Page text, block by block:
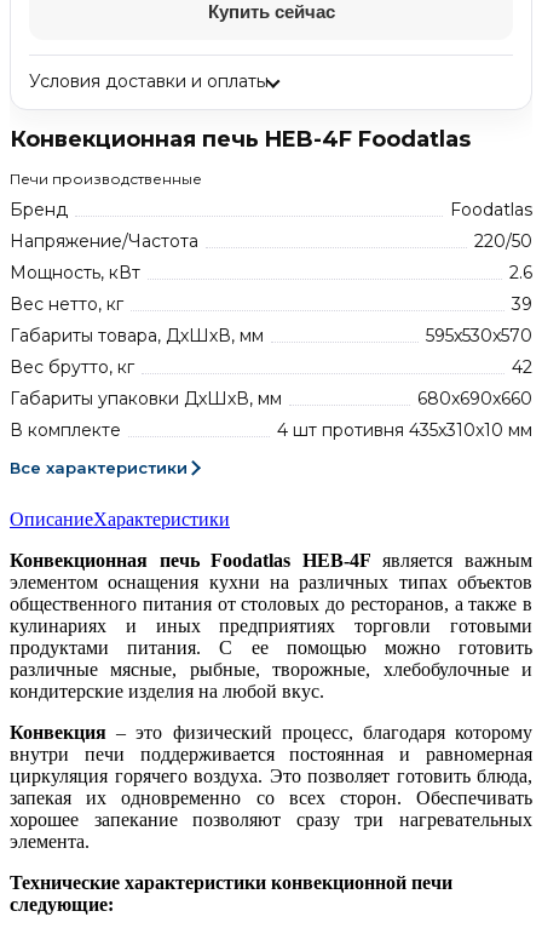
Конвекционная печь HEB-4F Foodatlas
Печи производственные
Бренд
Foodatlas
Напряжение/Частота
220/50
Мощность, кВт
2.6
Вес нетто, кг
39
Габариты товара, ДхШхВ, мм
595x530x570
Вес брутто, кг
42
Габариты упаковки ДхШхВ, мм
680x690x660
В комплекте
4 шт противня 435x310x10 мм
Все характеристики
Купить сейчас
Условия доставки и оплаты
ОписаниеХарактеристики
Конвекционная печь Foodatlas HEB-4F является важным
элементом оснащения кухни на различных типах объектов
общественного питания от столовых до ресторанов, а также в
кулинариях и иных предприятиях торговли готовыми
продуктами питания. С ее помощью можно готовить
различные мясные, рыбные, творожные, хлебобулочные и
кондитерские изделия на любой вкус.
Конвекция – это физический процесс, благодаря которому
внутри печи поддерживается постоянная и равномерная
циркуляция горячего воздуха. Это позволяет готовить блюда,
запекая их одновременно со всех сторон. Обеспечивать
хорошее запекание позволяют сразу три нагревательных
элемента.
Технические характеристики конвекционной печи
следующие: